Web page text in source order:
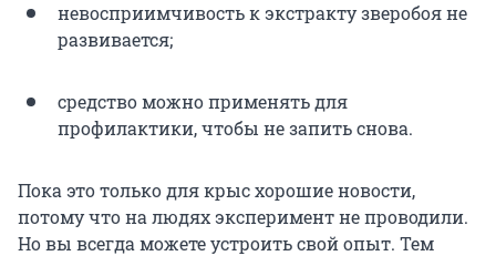
невосприимчивость к экстракту зверобоя не
развивается;
средство можно применять для
профилактики, чтобы не запить снова.
Пока это только для крыс хорошие новости,
потому что на людях эксперимент не проводили.
Но вы всегда можете устроить свой опыт. Тем